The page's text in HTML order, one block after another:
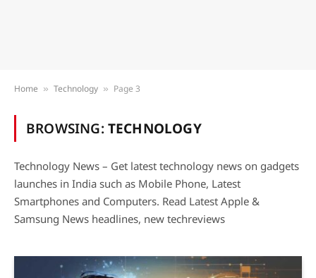
Home » Technology » Page 3
BROWSING: TECHNOLOGY
Technology News – Get latest technology news on gadgets
launches in India such as Mobile Phone, Latest
Smartphones and Computers. Read Latest Apple &
Samsung News headlines, new techreviews